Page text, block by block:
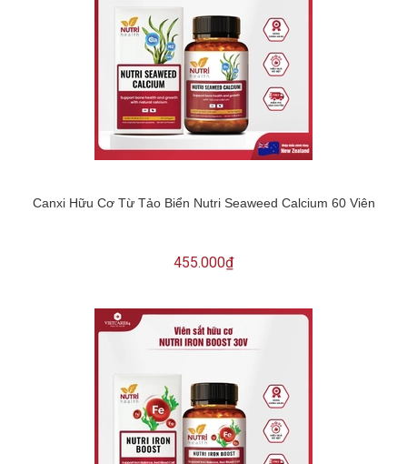
Canxi Hữu Cơ Từ Tảo Biển Nutri Seaweed Calcium 60 Viên
455.000₫